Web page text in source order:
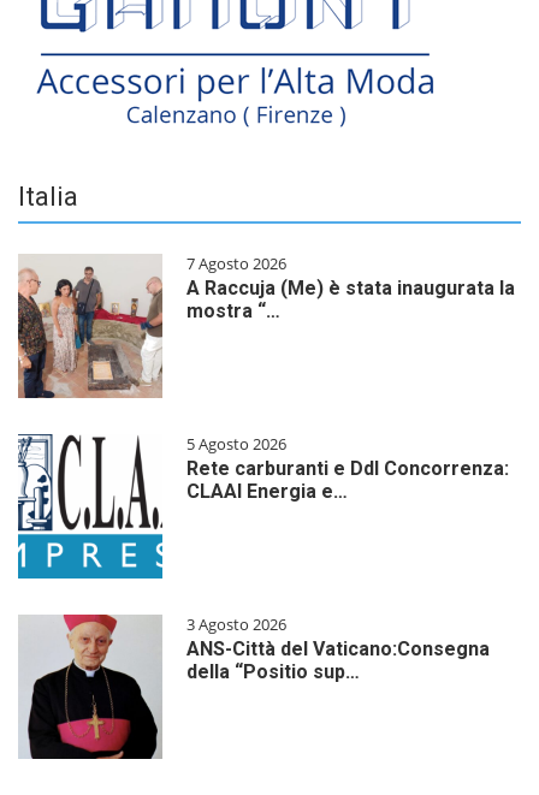
Italia
7 Agosto 2026
A Raccuja (Me) è stata inaugurata la
mostra “…
5 Agosto 2026
Rete carburanti e Ddl Concorrenza:
CLAAI Energia e…
3 Agosto 2026
ANS-Città del Vaticano:Consegna
della “Positio sup…